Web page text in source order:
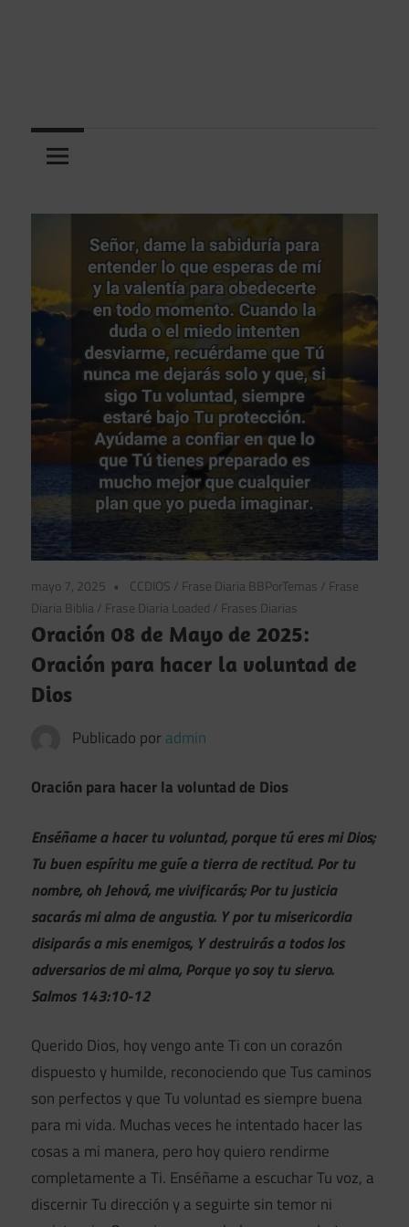
mayo 7, 2025 CCDIOS / Frase Diaria BBPorTemas / Frase
Diaria Biblia / Frase Diaria Loaded / Frases Diarias
Oración 08 de Mayo de 2025:
Oración para hacer la voluntad de
Dios
Publicado por admin
Oración para hacer la voluntad de Dios
Enséñame a hacer tu voluntad, porque tú eres mi Dios;
Tu buen espíritu me guíe a tierra de rectitud. Por tu
nombre, oh Jehová, me vivificarás; Por tu justicia
sacarás mi alma de angustia. Y por tu misericordia
disiparás a mis enemigos, Y destruirás a todos los
adversarios de mi alma, Porque yo soy tu siervo.
Salmos 143:10-12
Querido Dios, hoy vengo ante Ti con un corazón
dispuesto y humilde, reconociendo que Tus caminos
son perfectos y que Tu voluntad es siempre buena
para mi vida. Muchas veces he intentado hacer las
cosas a mi manera, pero hoy quiero rendirme
completamente a Ti. Enséñame a escuchar Tu voz, a
discernir Tu dirección y a seguirte sin temor ni